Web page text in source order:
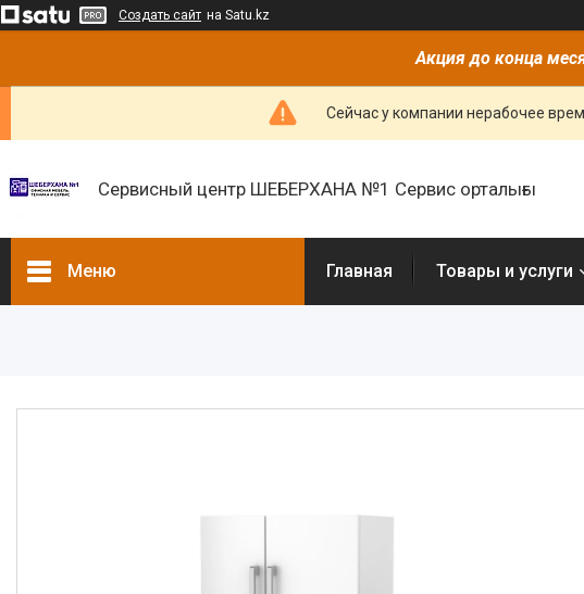
Создать сайт на Satu.kz
Акция до конца
Сейчас у компании нерабочее
Сервисный центр ШЕБЕРХАНА №1 Сервис орталығы
Меню Главная Товары и услуги